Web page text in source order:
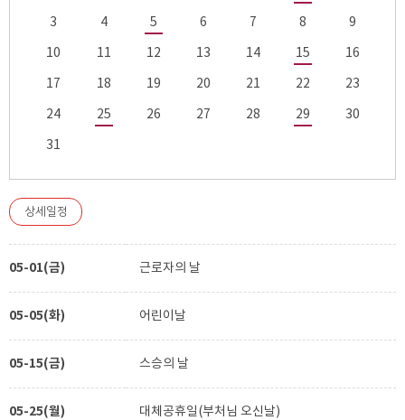
3 4 5 6 7 8 9
10 11 12 13 14 15 16
17 18 19 20 21 22 23
24 25 26 27 28 29 30
31
상세일정
05-01(금) 근로자의 날
05-05(화) 어린이날
05-15(금) 스승의 날
05-25(월) 대체공휴일(부처님 오신날)